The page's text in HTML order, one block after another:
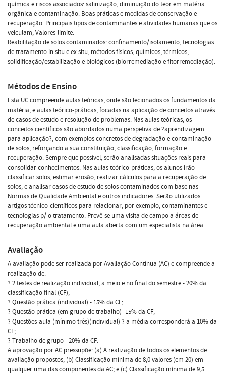
química e riscos associados: salinização, diminuição do teor em matéria
orgânica e contaminação. Boas práticas e medidas de conservação e
recuperação. Principais tipos de contaminantes e atividades humanas que os
veiculam; Valores-limite.
Reabilitação de solos contaminados: confinamento/isolamento, tecnologias
de tratamento in situ e ex situ; métodos físicos, químicos, térmicos,
solidificação/estabilização e biológicos (biorremediação e fitorremediação).
Métodos de Ensino
Esta UC compreende aulas teóricas, onde são lecionados os fundamentos da
matéria, e aulas teórico-práticas, focadas na aplicação de conceitos através
de casos de estudo e resolução de problemas. Nas aulas teóricas, os
conceitos científicos são abordados numa perspetiva de ?aprendizagem
para aplicação?, com exemplos concretos de degradação e contaminação
de solos, reforçando a sua constituição, classificação, formação e
recuperação. Sempre que possível, serão analisadas situações reais para
consolidar conhecimentos. Nas aulas teórico-práticas, os alunos irão
classificar solos, estimar erosão, realizar cálculos para a recuperação de
solos, e analisar casos de estudo de solos contaminados com base nas
Normas de Qualidade Ambiental e outros indicadores. Serão utilizados
artigos técnico-científicos para relacionar, por exemplo, contaminantes e
tecnologias p/ o tratamento. Prevê-se uma visita de campo a áreas de
recuperação ambiental e uma aula aberta com um especialista na área.
Avaliação
A avaliação pode ser realizada por Avaliação Contínua (AC) e compreende a
realização de:
? 2 testes de realização individual, a meio e no final do semestre - 20% da
classificação final (CF);
? Questão prática (individual) - 15% da CF;
? Questão prática (em grupo de trabalho) -15% da CF;
? Questões-aula (mínimo três)(individual) ? a média corresponderá a 10% da
CF;
? Trabalho de grupo - 20% da CF.
A aprovação por AC pressupõe: (a) A realização de todos os elementos de
avaliação propostos; (b) Classificação mínima de 8,0 valores (em 20) em
qualquer uma das componentes da AC; e (c) Classificação mínima de 9,5